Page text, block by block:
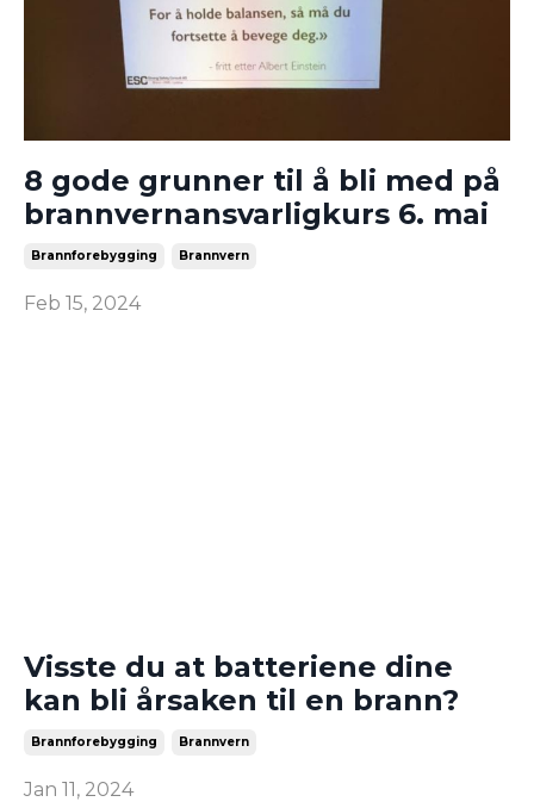
8 gode grunner til å bli med på
brannvernansvarligkurs 6. mai
Brannforebygging Brannvern
Feb 15, 2024
Visste du at batteriene dine
kan bli årsaken til en brann?
Brannforebygging Brannvern
Jan 11, 2024